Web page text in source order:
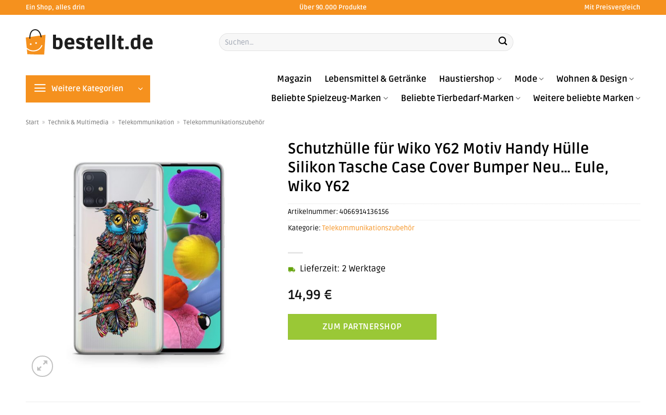
springen
Ein Shop, alles drin Über 90.000 Produkte Mit Preisvergleich
Suchen
nach:
Weitere Kategorien
Magazin Lebensmittel & Getränke Haustiershop Mode
Wohnen & Design
Beliebte Spielzeug-Marken
Beliebte Tierbedarf-Marken Weitere beliebte Marken
Start » Technik & Multimedia » Telekommunikation » Telekommunikationszubehör
Schutzhülle für Wiko Y62 Motiv Handy Hülle
Silikon Tasche Case Cover Bumper Neu… Eule,
Wiko Y62
14,99 €
Lieferzeit: 2 Werktage
ZUM PARTNERSHOP
Artikelnummer:4066914136156
Kategorie:Telekommunikationszubehör